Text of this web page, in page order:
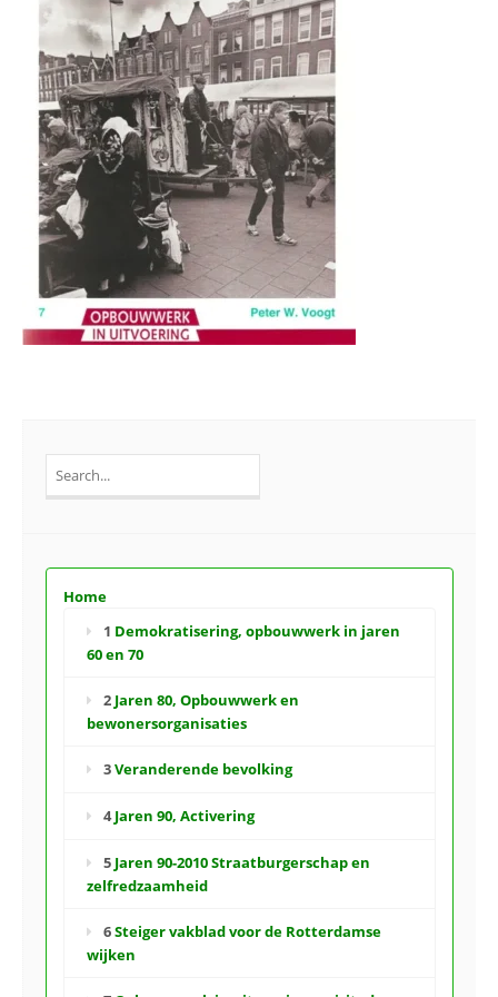
for:
Home
1 Demokratisering, opbouwwerk in jaren
60 en 70
2 Jaren 80, Opbouwwerk en
bewonersorganisaties
3Veranderende bevolking
4Jaren 90, Activering
5 Jaren 90-2010 Straatburgerschap en
zelfredzaamheid
6Steiger vakblad voor de Rotterdamse
wijken